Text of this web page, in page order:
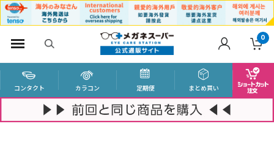
0
コンタクト カラコン 定期便 まとめ買い